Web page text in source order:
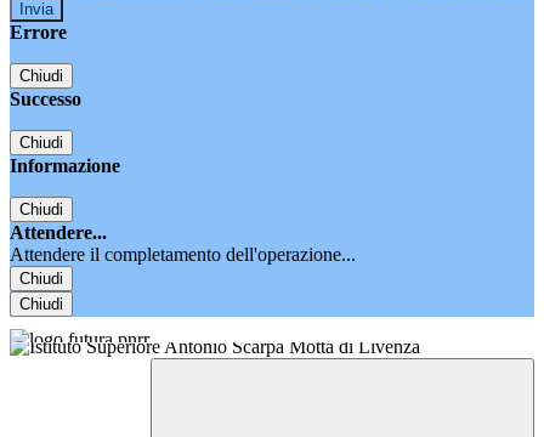
Errore
Chiudi
Successo
Chiudi
Informazione
Chiudi
Attendere...
Attendere il completamento dell'operazione...
Chiudi
Chiudi